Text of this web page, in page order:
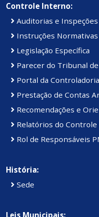
Controle Interno:
Auditorias e Inspeções
Instruções Normativas
Legislação Específica
Parecer do Tribunal
Portal da Controladoria
Prestação de Contas
Recomendações e
Relatórios do
Rol de Responsáveis
História:
Sede
Leis Municipais: